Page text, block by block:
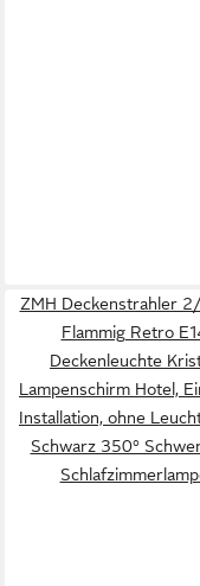
ZMH Deckenstrahler
Flammig Retro
Deckenleuchte
Lampenschirm Hotel,
Installation, ohne
Schwarz 350°